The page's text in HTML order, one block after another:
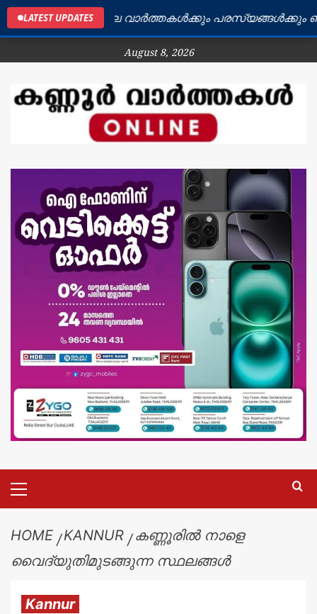
LATEST UPDATES
ജില്ലയിലെ വാർത്തകൾക്കും പരസ്യങ്ങൾക്കും
August 8, 2026
HOME KANNUR
കണ്ണൂരിൽ നാളെ
വൈദ്യുതിമുടങ്ങുന്ന സ്ഥലങ്ങൾ
Kannur